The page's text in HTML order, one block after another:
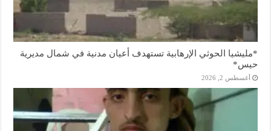
*مليشيا الحوثي الإرهابية تستهدف أعيان مدنية في شمال مديرية
حيس*
أغسطس 2, 2026